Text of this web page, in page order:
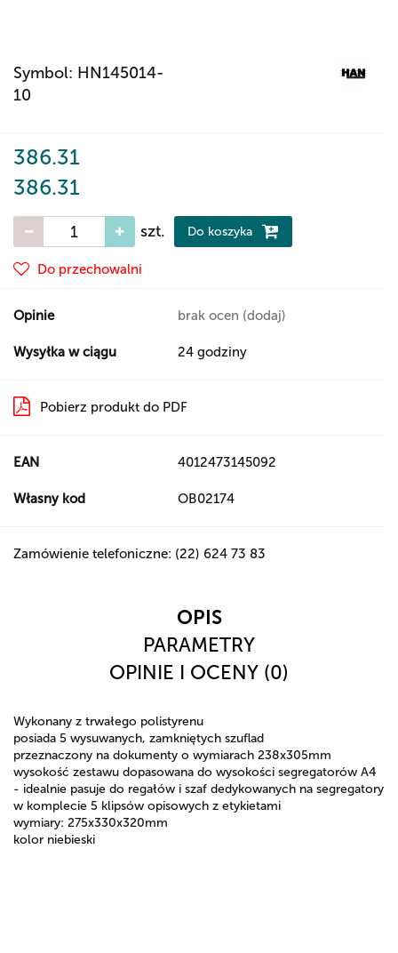
Symbol: HN145014-
10
386.31
386.31
szt. Do koszyka
Do przechowalni
Opinie brak ocen (dodaj)
Wysyłka w ciągu 24 godziny
Pobierz produkt do PDF
EAN 4012473145092
Własny kod OB02174
Zamówienie telefoniczne: (22) 624 73 83
OPIS
PARAMETRY
OPINIE I OCENY (0)
Wykonany z trwałego polistyrenu
posiada 5 wysuwanych, zamkniętych szuflad
przeznaczony na dokumenty o wymiarach 238x305mm
wysokość zestawu dopasowana do wysokości segregatorów A4
- idealnie pasuje do regałów i szaf dedykowanych na segregatory
w komplecie 5 klipsów opisowych z etykietami
wymiary: 275x330x320mm
kolor niebieski